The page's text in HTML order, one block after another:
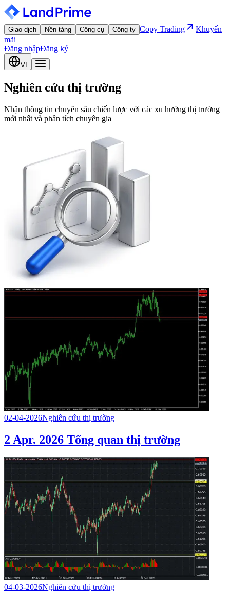
Giao dịch Nền tảng Công cụ Công ty Copy Trading
Khuyến
mãi
Đăng nhậpĐăng ký
VI
Nghiên cứu thị trường
Nhận thông tin chuyên sâu chiến lược với các xu hướng thị trường
mới nhất và phân tích chuyên gia
02-04-2026Nghiên cứu thị trường
2 Apr. 2026 Tổng quan thị trường
04-03-2026Nghiên cứu thị trường